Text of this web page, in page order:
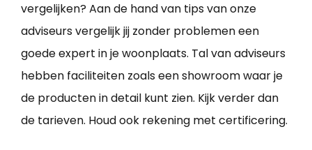
vergelijken? Aan de hand van tips van onze
adviseurs vergelijk jij zonder problemen een
goede expert in je woonplaats. Tal van adviseurs
hebben faciliteiten zoals een showroom waar je
de producten in detail kunt zien. Kijk verder dan
de tarieven. Houd ook rekening met certificering.